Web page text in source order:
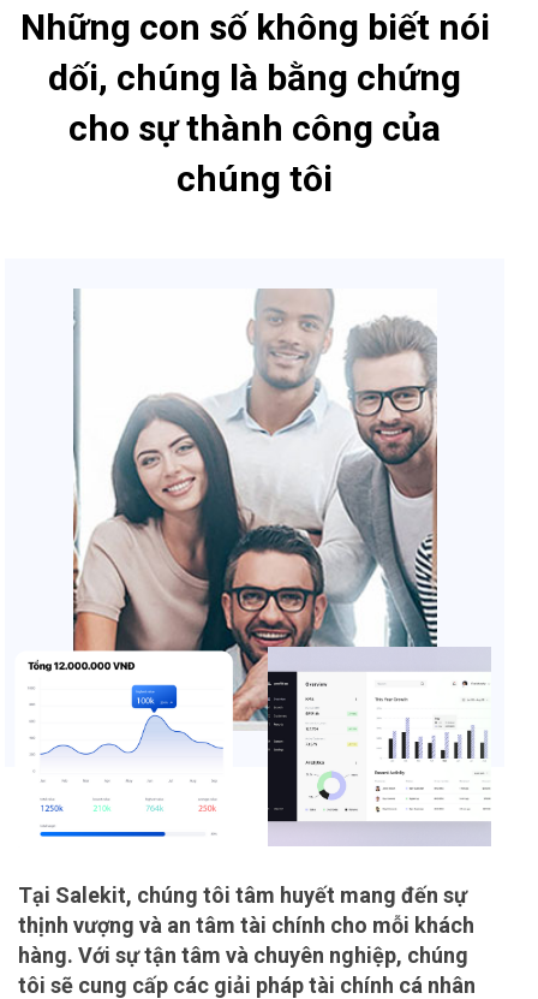
Những con số không biết nói
dối, chúng là bằng chứng
cho sự thành công của
chúng tôi
Tại Salekit, chúng tôi tâm huyết mang đến sự
thịnh vượng và an tâm tài chính cho mỗi khách
hàng. Với sự tận tâm và chuyên nghiệp, chúng
tôi sẽ cung cấp các giải pháp tài chính cá nhân